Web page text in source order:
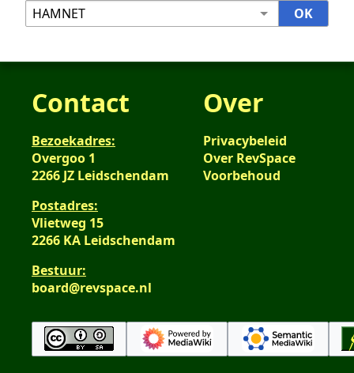
Contact
Bezoekadres:
Overgoo 1
2266 JZ Leidschendam
Postadres:
Vlietweg 15
2266 KA Leidschendam
Bestuur:
board@revspace.nl
Over
Privacybeleid
Over RevSpace
Voorbehoud